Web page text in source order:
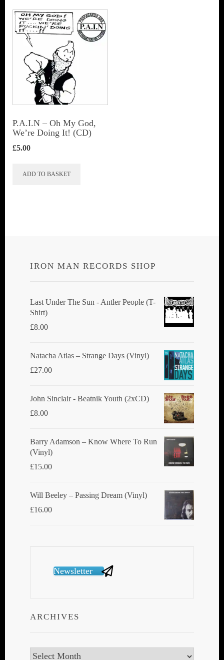
P.A.I.N – Oh My God,
We’re Doing It! (CD)
£5.00
ADD TO BASKET
IRON MAN RECORDS SHOP
Last Under The Sun - Antler People (T-
Shirt)
£8.00
Natacha Atlas ‎– Strange Days (Vinyl)
£27.00
John Sinclair - Beatnik Youth (2xCD)
£8.00
Barry Adamson ‎– Know Where To Run
(Vinyl)
£15.00
Will Beeley ‎– Passing Dream (Vinyl)
£16.00
Newsletter
ARCHIVES
Archives